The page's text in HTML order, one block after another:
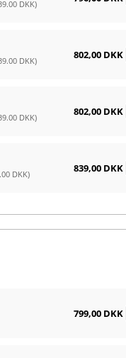
DKK)
DKK) 802,00 DKK
DKK) 802,00 DKK
DKK) 839,00 DKK
799,00 DKK